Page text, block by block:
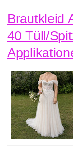
Brautkleid
40 Tüll/